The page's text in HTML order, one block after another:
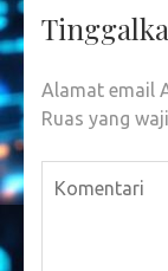
Alamat email
Ruas yang